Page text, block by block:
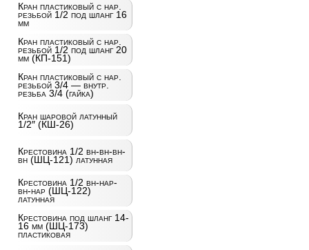
Кран пластиковый с нар.
резьбой 1/2 под шланг 16
мм
Кран пластиковый с нар.
резьбой 1/2 под шланг 20
мм (КП-151)
Кран пластиковый с нар.
резьбой 3/4 — внутр.
резьба 3/4 (гайка)
Кран шаровой латунный
1/2″ (КШ-26)
Крестовина 1/2 вн-вн-вн-
вн (ШЦ-121) латунная
Крестовина 1/2 вн-нар-
вн-нар (ШЦ-122)
латунная
Крестовина под шланг 14-
16 мм (ШЦ-173)
пластиковая